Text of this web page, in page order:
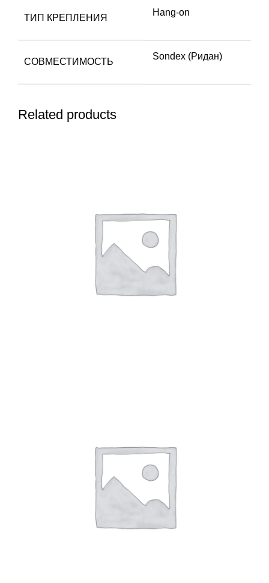
ТИП КРЕПЛЕНИЯ
Hang-on
СОВМЕСТИМОСТЬ
Sondex (Ридан)
Related products